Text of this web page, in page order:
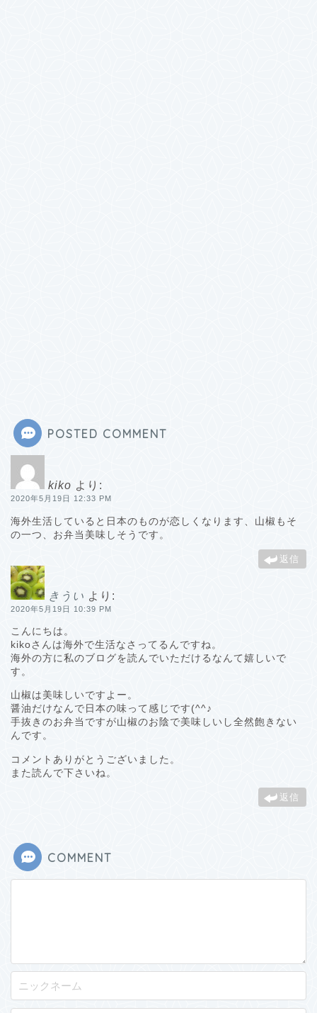
POSTED COMMENT
kiko より:
2020年5月19日 12:33 PM
海外生活していると日本のものが恋しくなります、山椒もそ
の一つ、お弁当美味しそうです。
返信
きうい より:
2020年5月19日 10:39 PM
こんにちは。
kikoさんは海外で生活なさってるんですね。
海外の方に私のブログを読んでいただけるなんて嬉しいで
す。
山椒は美味しいですよー。
醤油だけなんで日本の味って感じです(^^♪
手抜きのお弁当ですが山椒のお陰で美味しいし全然飽きない
んです。
コメントありがとうございました。
また読んで下さいね。
返信
COMMENT